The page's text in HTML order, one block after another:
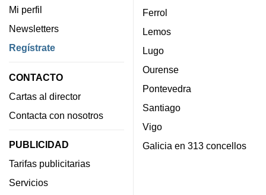
Mi perfil
Newsletters
Regístrate
CONTACTO
Cartas al director
Contacta con nosotros
PUBLICIDAD
Tarifas publicitarias
Servicios
Ferrol
Lemos
Lugo
Ourense
Pontevedra
Santiago
Vigo
Galicia en 313 concellos